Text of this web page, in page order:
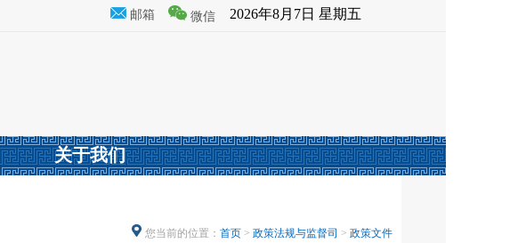
邮箱 微信 2026年8月7日 星期五
关于我们
您当前的位置： 首页 > 政策法规与监督司 > 政策文件